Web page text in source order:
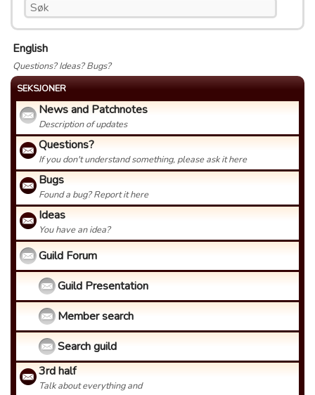
English
Questions? Ideas? Bugs?
SEKSJONER
News and Patchnotes
Description of updates
Questions?
If you don't understand something, please ask it here
Bugs
Found a bug? Report it here
Ideas
You have an idea?
Guild Forum
Guild Presentation
Member search
Search guild
3rd half
Talk about everything and